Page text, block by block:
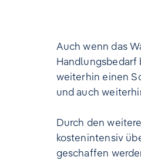
Auch wenn das
Handlungsbedarf
weiterhin einen
und auch
Durch den
kostenintensiv
geschaffen